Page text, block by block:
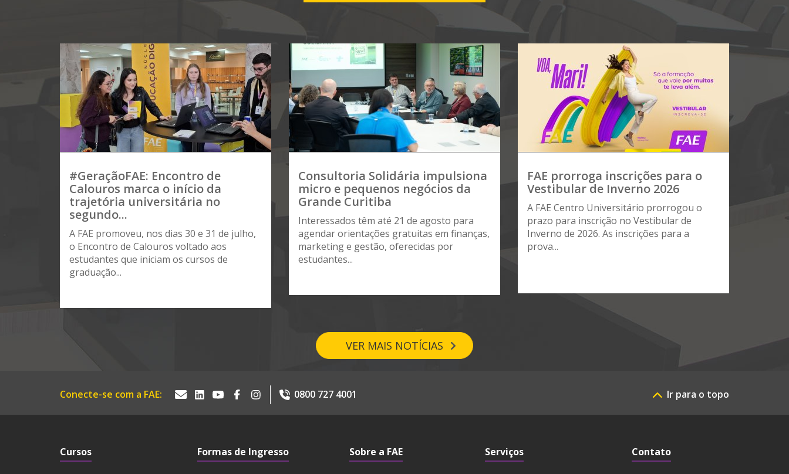
#GeraçãoFAE: Encontro de
Calouros marca o início da
trajetória universitária no
segundo...
A FAE promoveu, nos dias 30 e 31 de julho,
o Encontro de Calouros voltado aos
estudantes que iniciam os cursos de
graduação...
Consultoria Solidária impulsiona
micro e pequenos negócios da
Grande Curitiba
Interessados têm até 21 de agosto para
agendar orientações gratuitas em finanças,
marketing e gestão, oferecidas por
estudantes...
FAE prorroga inscrições para o
Vestibular de Inverno 2026
A FAE Centro Universitário prorrogou o
prazo para inscrição no Vestibular de
Inverno de 2026. As inscrições para a
prova...
VER MAIS NOTÍCIAS
Conecte-se com a FAE: 0800 727 4001 Ir para o topo
Cursos Formas de Ingresso Sobre a FAE Serviços Contato